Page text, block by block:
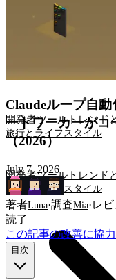
開発者ツールトレンド
旅行とライフスタイル
開発者ツール トレンド
旅行とライフスタイル
Claudeループ自
ートワーカーがコ
（2026）
July 7, 2026
著者Luna·調査Mia·レ
読了
この記事の改善に協力
目次